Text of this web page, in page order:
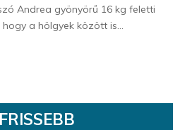
Andrea gyönyörű 16 kg feletti
a hölgyek között is...